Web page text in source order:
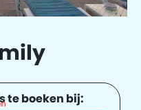
te boeken bij: